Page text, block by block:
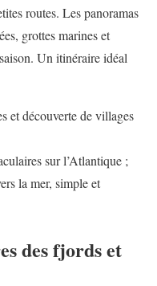
routes. Les panoramas
grottes marines et
Un itinéraire idéal
et découverte de villages
sur l’Atlantique ;
la mer, simple et
des fjords et